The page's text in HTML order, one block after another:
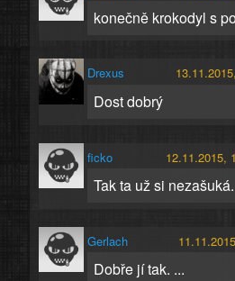
konečně krokodyl s
Drexus
Dost dobrý
ficko 12.11.2015,
Tak ta už si nezašuká.
Gerlach
Dobře jí tak. ...